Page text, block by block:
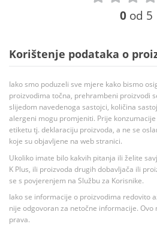
0 od 5
Korištenje podataka o
Iako smo poduzeli sve mjere kako bismo
proizvodima točna, prehrambeni proizvodi
slijedom navedenoga sastojci, količina
alergeni mogu promjeniti. Prije
etiketu tj. deklaraciju proizvoda, a ne se
koje su objavljene na web stranici.
Ukoliko imate bilo kakvih pitanja ili želite
K Plus, ili proizvoda drugih dobavljača ili
se s povjerenjem na Službu za Korisnike.
Iako se informacije o proizvodima redovito
nije odgovoran za netočne informacije. Ovo
prava.